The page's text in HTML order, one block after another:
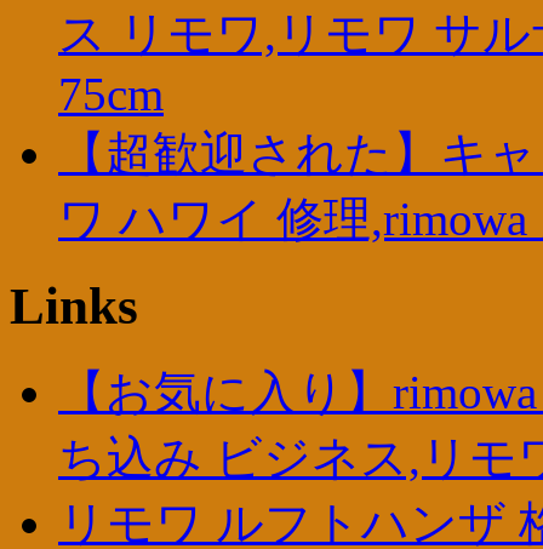
ス リモワ,リモワ サ
75cm
【超歓迎された】キ
ワ ハワイ 修理,rimowa
Links
【お気に入り】
ち込み ビジネス,リモ
リモワ ルフトハンザ